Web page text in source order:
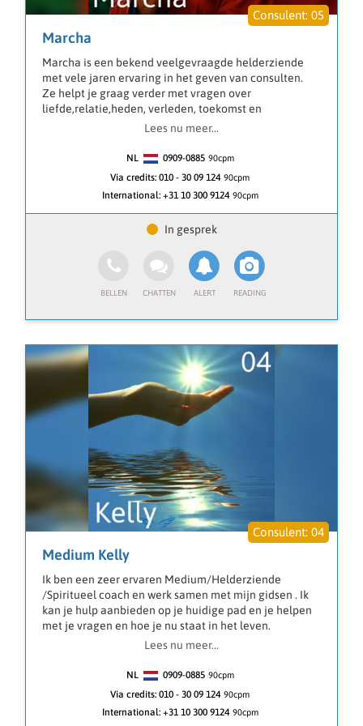
Ontvang advies met Coach Rose, medium, en krijg
helderheid over werk, relaties, beschikbaar via deze
spirituele/paranormale advieslijn.
05
Marcha
Marcha is een bekend veelgevraagde helderziende
met vele jaren ervaring in het geven van consulten.
Ze helpt je graag verder met vragen over
liefde,relatie,heden, verleden, toekomst en
Lees nu meer...
NL 0909-0885 90cpm
Via credits: 010 - 30 09 124 90cpm
International: +31 10 300 9124 90cpm
04
Medium Kelly
Ik ben een zeer ervaren Medium/Helderziende
/Spiritueel coach en werk samen met mijn gidsen . Ik
kan je hulp aanbieden op je huidige pad en je helpen
met je vragen en hoe je nu staat in het leven.
zodat je weet dat ik ben wie ik zeg dat ik ben. Alles wat
wij bespreken zal ook tussen ons blijven.
Ik heb gaandeweg het besef gekregen dat ik veel met
Lees nu meer...
NL 0909-0885 90cpm
Via credits: 010 - 30 09 124 90cpm
International: +31 10 300 9124 90cpm